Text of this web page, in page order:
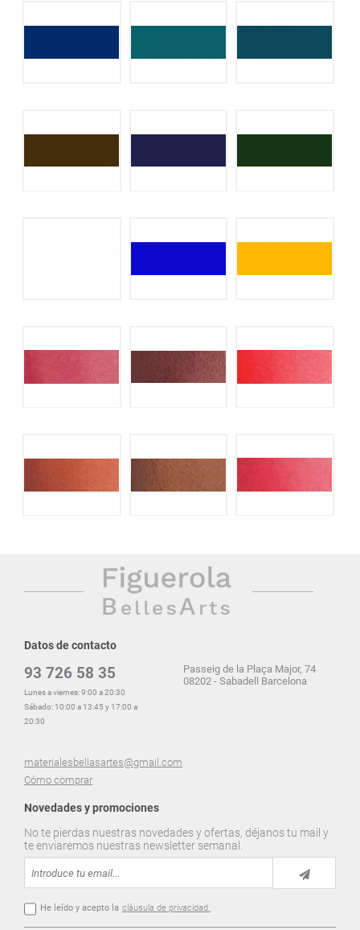
Datos de contacto
93 726 58 35
Lunes a viernes: 9:00 a 20:30
Sábado: 10:00 a 13:45 y 17:00 a
20:30
materialesbellasartes@gmail.com
Cómo comprar
Passeig de la Plaça Major, 74
08202 - Sabadell Barcelona
Novedades y promociones
No te pierdas nuestras novedades y ofertas, déjanos tu mail y
te enviaremos nuestras newsletter semanal.
He leído y acepto la cláusula de privacidad.